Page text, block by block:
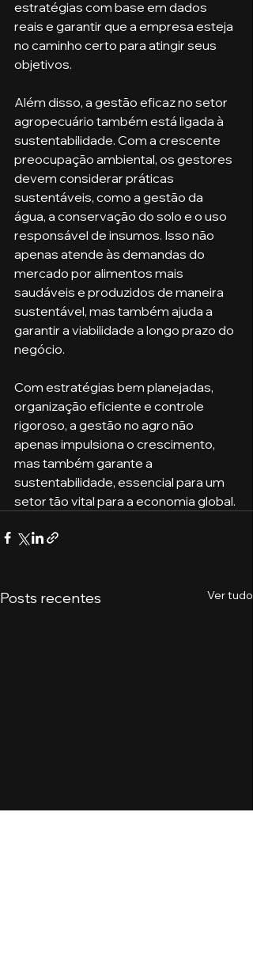
estratégias com base em dados
reais e garantir que a empresa esteja
no caminho certo para atingir seus
objetivos.
Além disso, a gestão eficaz no setor
agropecuário também está ligada à
sustentabilidade. Com a crescente
preocupação ambiental, os gestores
devem considerar práticas
sustentáveis, como a gestão da
água, a conservação do solo e o uso
responsável de insumos. Isso não
apenas atende às demandas do
mercado por alimentos mais
saudáveis e produzidos de maneira
sustentável, mas também ajuda a
garantir a viabilidade a longo prazo do
negócio.
Com estratégias bem planejadas,
organização eficiente e controle
rigoroso, a gestão no agro não
apenas impulsiona o crescimento,
mas também garante a
sustentabilidade, essencial para um
setor tão vital para a economia global.
Posts recentes Ver tudo